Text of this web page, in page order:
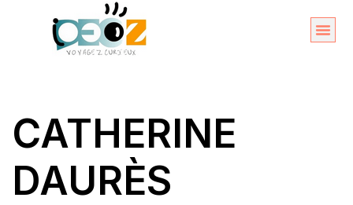
CATHERINE
DAURÈS